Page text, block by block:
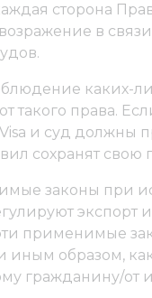
сторона
возражение в
такого права.
и суд должны
сохранят свою
законы при
применимые
иным образом,
гражданину/от